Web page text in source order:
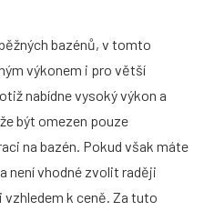
bazénů, v tomto
výkonem i pro větší
nabídne vysoký výkon a
být omezen pouze
na bazén. Pokud však máte
není vhodné zvolit raději
k ceně. Za tuto